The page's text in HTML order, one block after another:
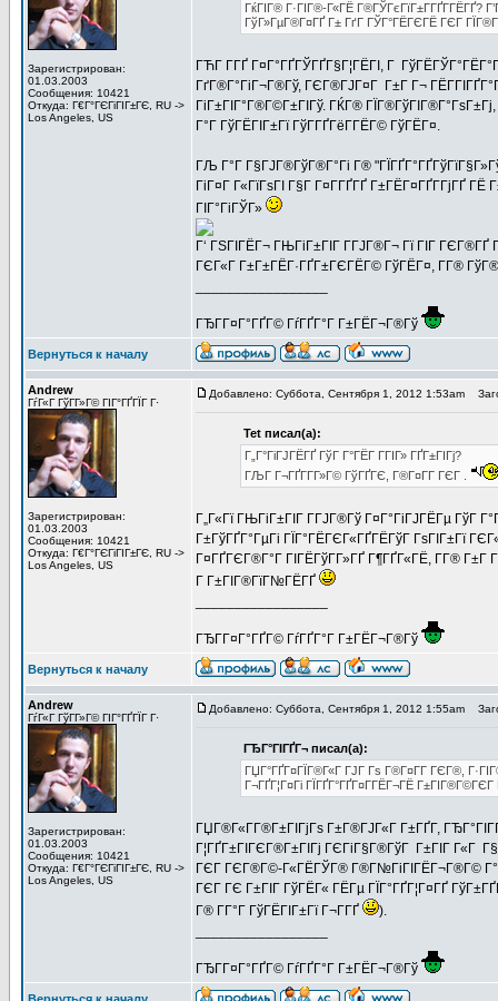
Зарегистрирован:
01.03.2003
Сообщения: 10421
Откуда: Г€Г°ГЄГіГІГ±ГЄ, RU ->
Los Angeles, US
ГќГІГ® Г·ГІГ®-Г«ГЁ Г®ГЎГєГїГ±Г­ГҐГ­ГЁГҐ?
ГўГ»ГµГ®Г¤ГҐ Г± ГґГ ГЎГ°ГЁГЄГЁ ГЄГ
ГЋГ­ Г­ГҐ Г¤Г°ГҐГЎГҐГ§Г¦ГЁГІ, Г
ГґГ®Г°ГіГ¬Г®Гў, ГЄГ®ГЈГ¤Г Г±Г Г¬
ГіГ±ГІГ°Г®Г©Г±ГІГў. ГЌГ®
Г°Г ГўГЁГІГ±Гї ГўГ­ГҐГёГ­ГЁГ© ГўГЁГ¤.
ГЉ Г°Г Г§ГЈГ®ГўГ®Г°Гі Г®
ГіГ¤Г Г«ГїГѕГІ Г§Г Г¤Г­ГҐГҐ Г±ГЁГ¤ГҐГ­ГјГҐ
ГІГ°ГіГЎГ»
Г‘ ГЅГІГЁГ¬ ГЊГіГ±ГІГ Г­ГЈГ®Г¬ Гї ГІГ ГЄГ®ГҐ
ГЄГ«Г Г±Г±ГЁГ·ГҐГ±ГЄГЁГ© ГўГЁГ¤, Г­Г®
ГЂГ­Г¤Г°ГҐГ© ГѓГҐГ°Г Г±ГЁГ¬Г®Гў
Вернуться к началу
Andrew
ГѓГ«Г ГўГ­Г»Г© ГІГ°ГҐГЇГ Г·
Зарегистрирован:
01.03.2003
Сообщения: 10421
Откуда: Г€Г°ГЄГіГІГ±ГЄ, RU ->
Los Angeles, US
Добавлено: Суббота, Сентября 1, 2012 1:53am
Tet писал(а):
Г„Г°ГіГЈГЁГҐ ГўГ Г°ГЁГ Г­ГІГ» ГҐГ±ГІГј?
ГЉГ Г¬ГҐГ­Г­Г»Г© ГўГҐГЄ, Г®Г¤Г­Г ГЄГ .
Г„Г«Гї ГЊГіГ±ГІГ Г­ГЈГ®Гў Г¤Г°ГіГЈГЁГµ ГўГ
Г±ГўГҐГ°ГµГі ГЇГ°ГЁГЄГ«ГҐГЁГўГ ГѕГІГ±Гї
Г¤ГҐГЄГ®Г°Г ГІГЁГўГ­Г»ГҐ Г¶ГҐГ«ГЁ, Г­Г® Г±Г
Г Г±ГІГ®ГїГ№ГЁГҐ
ГЂГ­Г¤Г°ГҐГ© ГѓГҐГ°Г Г±ГЁГ¬Г®Гў
Вернуться к началу
Andrew
ГѓГ«Г ГўГ­Г»Г© ГІГ°ГҐГЇГ Г·
Зарегистрирован:
01.03.2003
Сообщения: 10421
Откуда: Г€Г°ГЄГіГІГ±ГЄ, RU ->
Los Angeles, US
Добавлено: Суббота, Сентября 1, 2012 1:55am
ГЂГ°ГІГҐГ¬ писал(а):
ГЏГ°ГҐГ¤ГЇГ®Г«Г ГЈГ Гѕ Г®Г¤Г­Г ГЄГ®,
Г¬ГҐГ¦Г¤Гі ГЇГҐГ°ГҐГ¤Г­ГЁГ¬ГЁ
ГЏГ®Г«Г­Г®Г±ГІГјГѕ Г±Г®ГЈГ«Г Г±ГҐГ­,
Г¦ГҐГ±ГІГЄГ®Г±ГІГј ГЄГіГ§Г®ГўГ Г±ГІГ Г«Г
ГЄГ ГЄГ®Г©-Г«ГЁГЎГ® Г®Г№ГіГІГЁГ¬Г®Г©
ГЄГ ГЄ Г±ГІГ ГўГЁГ« ГЁГµ ГЇГ°ГҐГ¦Г¤ГҐ
Г® Г­Г°Г ГўГЁГІГ±Гї Г¬Г­ГҐ
).
ГЂГ­Г¤Г°ГҐГ© ГѓГҐГ°Г Г±ГЁГ¬Г®Гў